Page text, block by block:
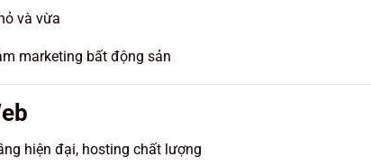
và vừa
marketing bất động sản
hiện đại, hosting chất lượng